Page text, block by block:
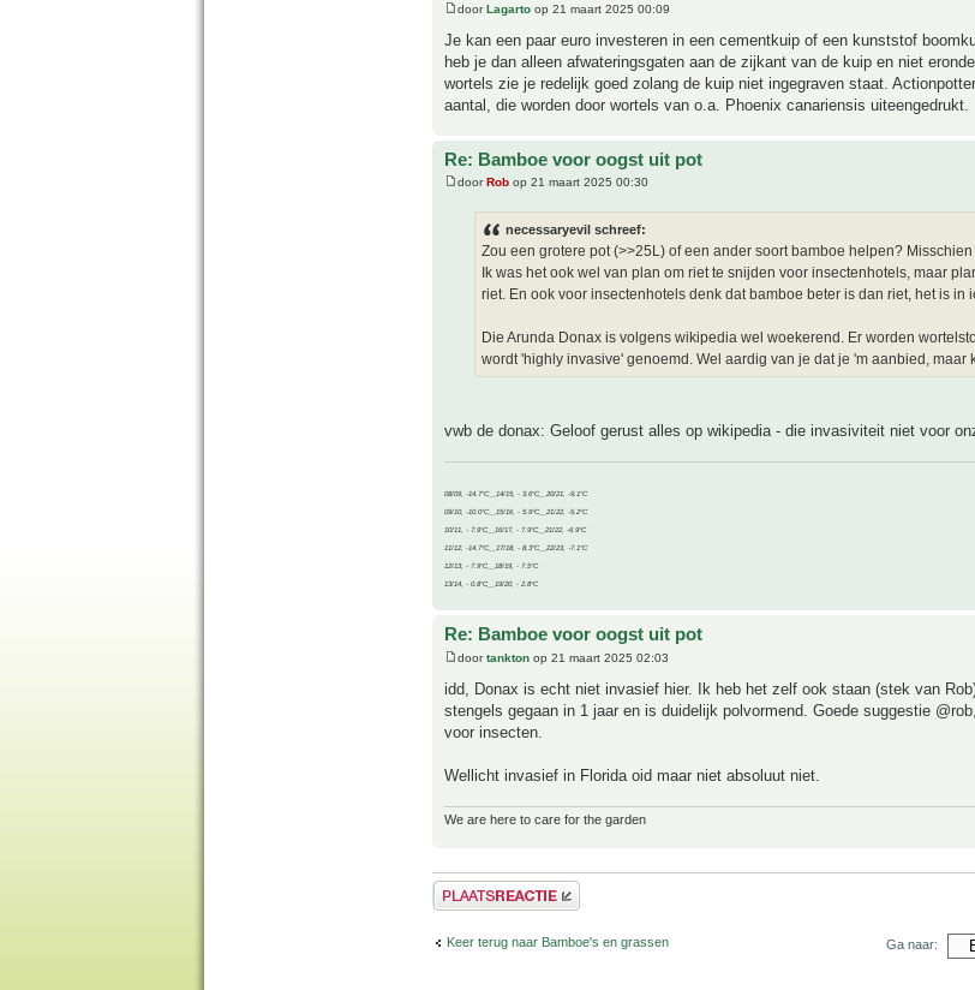
doorLagarto op 21 maart 2025 00:09
Je kan een paar euro investeren in een cementkuip of een kunststof
heb je dan alleen afwateringsgaten aan de zijkant van de kuip en niet
wortels zie je redelijk goed zolang de kuip niet ingegraven staat.
aantal, die worden door wortels van o.a. Phoenix canariensis uiteengedrukt.
Re: Bamboe voor oogst uit pot
door Rob op 21 maart 2025 00:30
necessaryevil schreef:
Zou een grotere pot (>>25L) of een ander soort bamboe helpen? Misschien
Ik was het ook wel van plan om riet te snijden voor insectenhotels, maar
riet. En ook voor insectenhotels denk dat bamboe beter is dan riet, het is in
Die Arunda Donax is volgens wikipedia wel woekerend. Er worden
wordt 'highly invasive' genoemd. Wel aardig van je dat je 'm aanbied, maar
vwb de donax: Geloof gerust alles op wikipedia - die invasiviteit niet voor
08/09, -14.7°C__14/15, - 3.6°C__20/21, -9.1°C
09/10, -10.0°C__15/16, - 5.9°C__21/22, -5.2°C
10/11, - 7.9°C__16/17, - 7.9°C__21/22, -6.9°C
11/12, -14.7°C__17/18, - 8.3°C__22/23, -7.1°C
12/13, - 7.9°C__18/19, - 7.5°C
13/14, - 0.8°C__19/20, - 2.8°C
Re: Bamboe voor oogst uit pot
doortankton op 21 maart 2025 02:03
idd, Donax is echt niet invasief hier. Ik heb het zelf ook staan (stek van
stengels gegaan in 1 jaar en is duidelijk polvormend. Goede suggestie
voor insecten.
Wellicht invasief in Florida oid maar niet absoluut niet.
We are here to care for the garden
Plaats een reactie
Keer terug naar Bamboe's en grassen Ga naar: